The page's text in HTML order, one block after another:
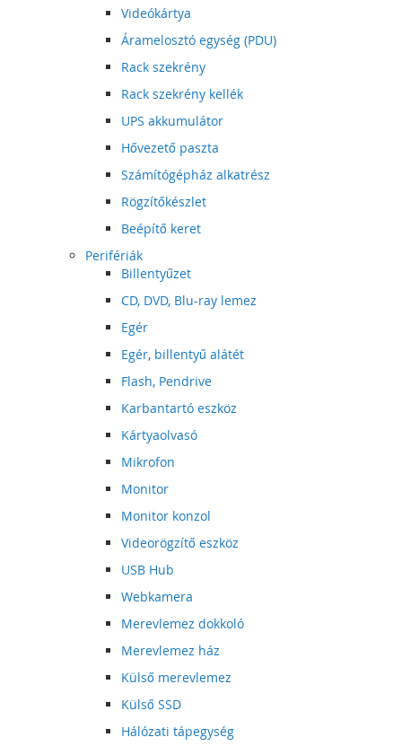
Videókártya
Áramelosztó egység (PDU)
Rack szekrény
Rack szekrény kellék
UPS akkumulátor
Hővezető paszta
Számítógépház alkatrész
Rögzítőkészlet
Beépítő keret
Perifériák
Billentyűzet
CD, DVD, Blu-ray lemez
Egér
Egér, billentyű alátét
Flash, Pendrive
Karbantartó eszköz
Kártyaolvasó
Mikrofon
Monitor
Monitor konzol
Videorögzítő eszköz
USB Hub
Webkamera
Merevlemez dokkoló
Merevlemez ház
Külső merevlemez
Külső SSD
Hálózati tápegység